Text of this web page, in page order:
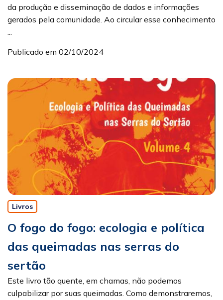
da produção e disseminação de dados e informações
gerados pela comunidade. Ao circular esse conhecimento
...
Publicado em 02/10/2024
Livros
O fogo do fogo: ecologia e política
das queimadas nas serras do
sertão
Este livro tão quente, em chamas, não podemos
culpabilizar por suas queimadas. Como demonstraremos,